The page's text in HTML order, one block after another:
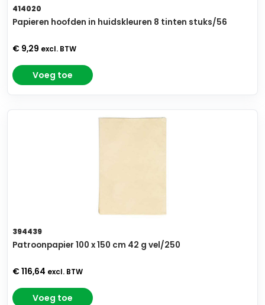
414020
Papieren hoofden in huidskleuren 8 tinten stuks/56
€ 9,29 excl. BTW
Voeg toe
394439
Patroonpapier 100 x 150 cm 42 g vel/250
€ 116,64 excl. BTW
Voeg toe